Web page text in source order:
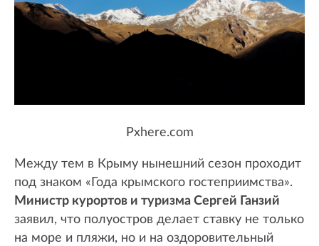
Pxhere.com
Между тем в Крыму нынешний сезон проходит
под знаком «Года крымского гостеприимства».
Министр курортов и туризма Сергей Ганзий
заявил, что полуостров делает ставку не только
на море и пляжи, но и на оздоровительный